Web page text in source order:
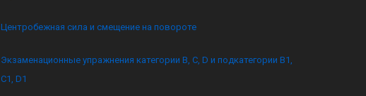
Центробежная сила и смещение на повороте
Экзаменационные упражнения категории B, C, D и подкатегории B1,
C1, D1